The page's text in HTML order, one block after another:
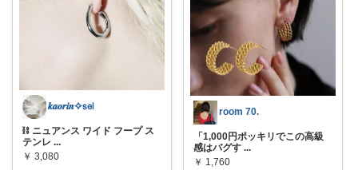
𝒌𝒂𝒐𝒓𝒊𝒏✧𝗌𝖾𝗅
⛓️ ニュアンス ワイド フープ ス
テンレ ...
￥ 3,080
room 70.
「1,000円ポッキリでこの高級
感はバグす ...
￥ 1,760